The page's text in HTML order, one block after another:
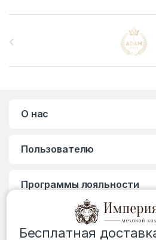
a
О нас
Пользователю
Программы лояльности
Бесплатная